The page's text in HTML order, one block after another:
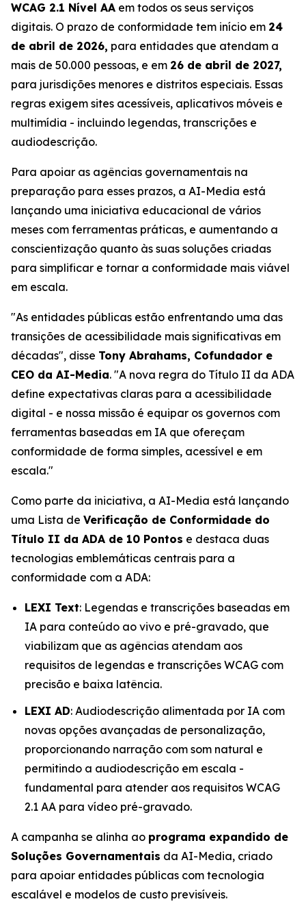
WCAG 2.1 Nível AA em todos os seus serviços
digitais. O prazo de conformidade tem início em 24
de abril de 2026, para entidades que atendam a
mais de 50.000 pessoas, e em 26 de abril de 2027,
para jurisdições menores e distritos especiais. Essas
regras exigem sites acessíveis, aplicativos móveis e
multimídia - incluindo legendas, transcrições e
audiodescrição.
Para apoiar as agências governamentais na
preparação para esses prazos, a AI-Media está
lançando uma iniciativa educacional de vários
meses com ferramentas práticas, e aumentando a
conscientização quanto às suas soluções criadas
para simplificar e tornar a conformidade mais viável
em escala.
"As entidades públicas estão enfrentando uma das
transições de acessibilidade mais significativas em
décadas", disse Tony Abrahams, Cofundador e
CEO da AI-Media. "A nova regra do Título II da ADA
define expectativas claras para a acessibilidade
digital - e nossa missão é equipar os governos com
ferramentas baseadas em IA que ofereçam
conformidade de forma simples, acessível e em
escala."
Como parte da iniciativa, a AI-Media está lançando
uma Lista de Verificação de Conformidade do
Título II da ADA de 10 Pontos e destaca duas
tecnologias emblemáticas centrais para a
conformidade com a ADA:
LEXI Text: Legendas e transcrições baseadas em
IA para conteúdo ao vivo e pré-gravado, que
viabilizam que as agências atendam aos
requisitos de legendas e transcrições WCAG com
precisão e baixa latência.
LEXI AD: Audiodescrição alimentada por IA com
novas opções avançadas de personalização,
proporcionando narração com som natural e
permitindo a audiodescrição em escala -
fundamental para atender aos requisitos WCAG
2.1 AA para vídeo pré-gravado.
A campanha se alinha ao programa expandido de
Soluções Governamentais da AI-Media, criado
para apoiar entidades públicas com tecnologia
escalável e modelos de custo previsíveis.